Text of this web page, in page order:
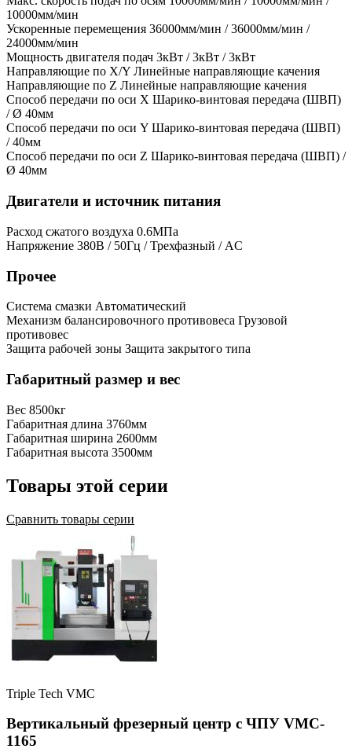
10000мм/мин
Ускоренные перемещения 36000мм/мин / 36000мм/мин /
24000мм/мин
Мощность двигателя подач 3кВт / 3кВт / 3кВт
Направляющие по X/Y Линейные направляющие качения
Направляющие по Z Линейные направляющие качения
Способ передачи по оси X Шарико-винтовая передача (ШВП)
/ Ø 40мм
Способ передачи по оси Y Шарико-винтовая передача (ШВП)
/ 40мм
Способ передачи по оси Z Шарико-винтовая передача (ШВП) /
Ø 40мм
Двигатели и источник питания
Расход сжатого воздуха 0.6МПа
Напряжение 380В / 50Гц / Трехфазный / AC
Прочее
Система смазки Автоматический
Механизм балансировочного противовеса Грузовой
противовес
Защита рабочей зоны Защита закрытого типа
Габаритный размер и вес
Вес 8500кг
Габаритная длина 3760мм
Габаритная ширина 2600мм
Габаритная высота 3500мм
Товары этой серии
Сравнить товары серии
Triple Tech VMC
Вертикальный фрезерный центр с ЧПУ VMC-
1165